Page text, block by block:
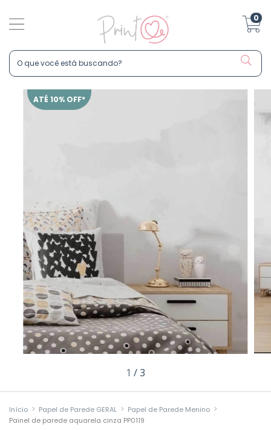
0
ATÉ 10% OFF*
1 /3
Início > Papel de Parede GERAL > Papel de Parede Menino >
Painel de parede aquarela cinza PP0119